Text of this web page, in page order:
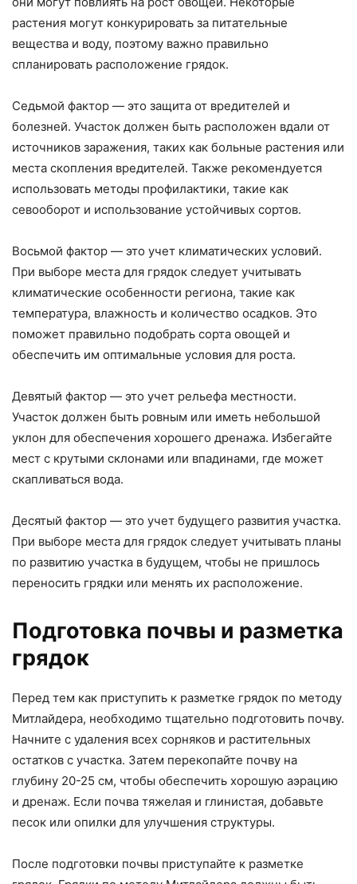
растения могут конкурировать за питательные
вещества и воду, поэтому важно правильно
спланировать расположение грядок.
Седьмой фактор — это защита от вредителей и
болезней. Участок должен быть расположен вдали от
источников заражения, таких как больные растения или
места скопления вредителей. Также рекомендуется
использовать методы профилактики, такие как
севооборот и использование устойчивых сортов.
Восьмой фактор — это учет климатических условий.
При выборе места для грядок следует учитывать
климатические особенности региона, такие как
температура, влажность и количество осадков. Это
поможет правильно подобрать сорта овощей и
обеспечить им оптимальные условия для роста.
Девятый фактор — это учет рельефа местности.
Участок должен быть ровным или иметь небольшой
уклон для обеспечения хорошего дренажа. Избегайте
мест с крутыми склонами или впадинами, где может
скапливаться вода.
Десятый фактор — это учет будущего развития участка.
При выборе места для грядок следует учитывать планы
по развитию участка в будущем, чтобы не пришлось
переносить грядки или менять их расположение.
Подготовка почвы и разметка
грядок
Перед тем как приступить к разметке грядок по методу
Митлайдера, необходимо тщательно подготовить почву.
Начните с удаления всех сорняков и растительных
остатков с участка. Затем перекопайте почву на
глубину 20-25 см, чтобы обеспечить хорошую аэрацию
и дренаж. Если почва тяжелая и глинистая, добавьте
песок или опилки для улучшения структуры.
После подготовки почвы приступайте к разметке